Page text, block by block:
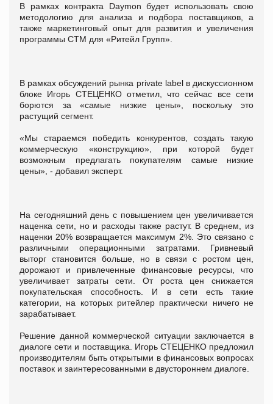
В рамках контракта Daymon будет использовать свою
методологию для анализа и подбора поставщиков, а
также маркетинговый опыт для развития и увеличения
программы СТМ для «Ритейл Групп».
В рамках обсуждений рынка private label в дискуссионном
блоке Игорь СТЕЦЕНКО отметил, что сейчас все сети
борются за «самые низкие цены», поскольку это
растущий сегмент.
«Мы стараемся победить конкурентов, создать такую
коммерческую «конструкцию», при которой будет
возможным предлагать покупателям самые низкие
цены», - добавил эксперт.
На сегодняшний день с повышением цен увеличивается
наценка сети, но и расходы также растут. В среднем, из
наценки 20% возвращается максимум 2%. Это связано с
различными операционными затратами. Гривневый
выторг становится больше, но в связи с ростом цен,
дорожают и привлеченные финансовые ресурсы, что
увеличивает затраты сети. От роста цен снижается
покупательская способность. И в сети есть такие
категории, на которых ритейлер практически ничего не
зарабатывает.
Решение данной коммерческой ситуации заключается в
диалоге сети и поставщика. Игорь СТЕЦЕНКО предложил
производителям быть открытыми в финансовых вопросах
поставок и заинтересованными в двустороннем диалоге.